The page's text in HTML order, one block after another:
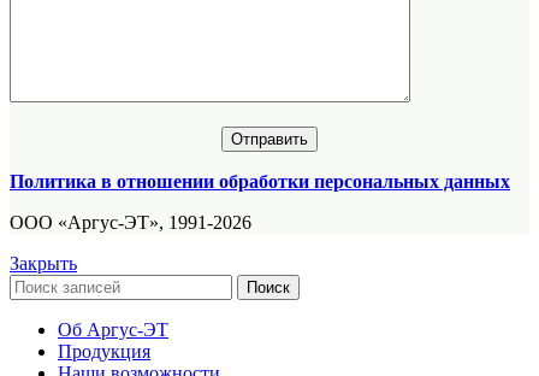
Политика в отношении обработки персональных данных
ООО «Аргус-ЭТ», 1991-2026
Закрыть
Поиск
Об Аргус-ЭТ
Продукция